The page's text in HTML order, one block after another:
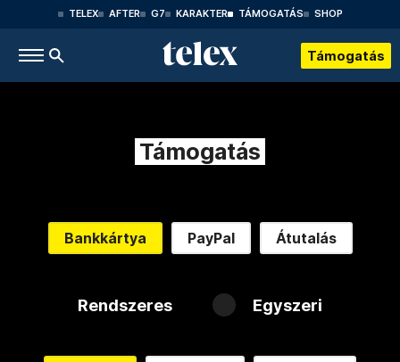
TELEX AFTER G7 KARAKTER TÁMOGATÁS SHOP
Támogatás
Támogatás
Bankkártya PayPal Átutalás
Rendszeres Egyszeri